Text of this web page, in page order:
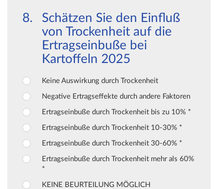
Schätzen Sie den Einfluß
von Trockenheit auf die
Ertragseinbuße bei
Kartoffeln 2025
Keine Auswirkung durch Trockenheit
Negative Ertragseffekte durch andere Faktoren
Ertragseinbuße durch Trockenheit bis zu 10% *
Ertragseinbuße durch Trockenheit 10-30% *
Ertragseinbuße durch Trockenheit 30-60% *
Ertragseinbuße durch Trockenheit mehr als 60%
*
KEINE BEURTEILUNG MÖGLICH